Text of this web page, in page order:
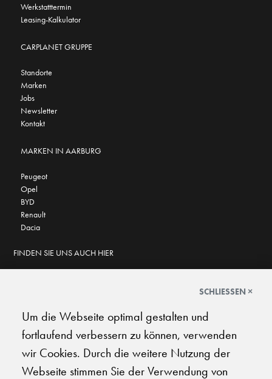
Werkstatttermin
Leasing-Kalkulator
CARPLANET GRUPPE
Standorte
Marken
Jobs
Newsletter
Kontakt
MARKEN IN AARBURG
Peugeot
Opel
BYD
Renault
Dacia
FINDEN SIE UNS AUCH HIER
4.6 ★★★★★
★★★★★
SCHLIESSEN ×
Um die Webseite optimal gestalten und
fortlaufend verbessern zu können, verwenden
wir Cookies. Durch die weitere Nutzung der
Webseite stimmen Sie der Verwendung von